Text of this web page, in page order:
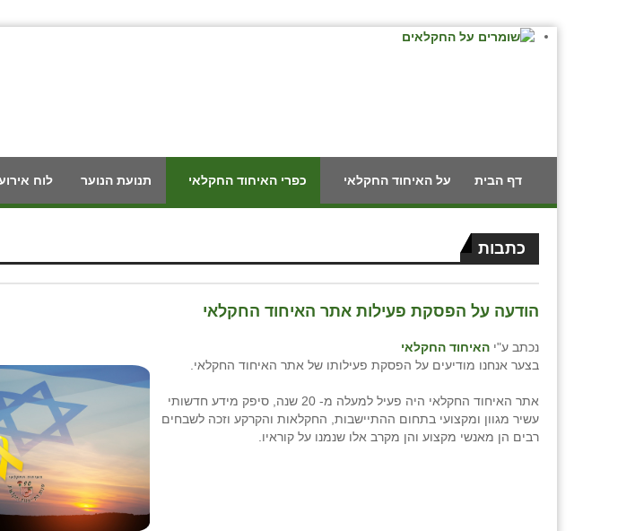
דף הבית על האיחוד החקלאי כפרי האיחוד החקלאי תנועת הנוער לוח
כתבות
הודעה על הפסקת פעילות אתר האיחוד החקלאי
נכתב ע"י האיחוד החקלאי
בצער אנחנו מודיעים על הפסקת פעילותו של אתר האיחוד החקלאי.
אתר האיחוד החקלאי היה פעיל למעלה מ- 20 שנה, סיפק מידע חדשותי
עשיר מגוון ומקצועי בתחום ההתיישבות, החקלאות והקרקע וזכה לשבחים
רבים הן מאנשי מקצוע והן מקרב אלו שנמנו על קוראיו.